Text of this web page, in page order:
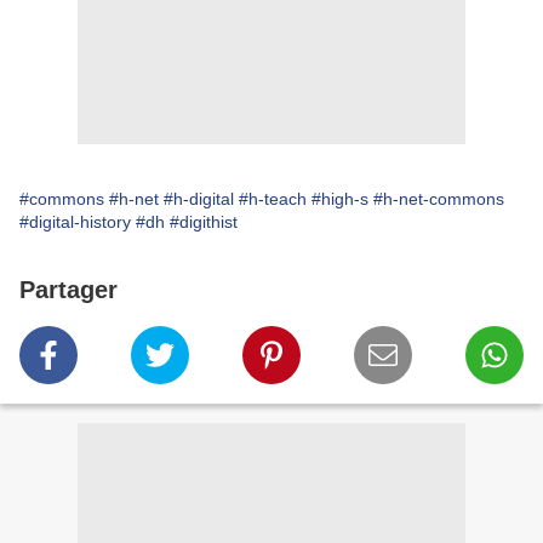
#commons #h-net #h-digital #h-teach #high-s #h-net-commons
#digital-history #dh #digithist
Partager